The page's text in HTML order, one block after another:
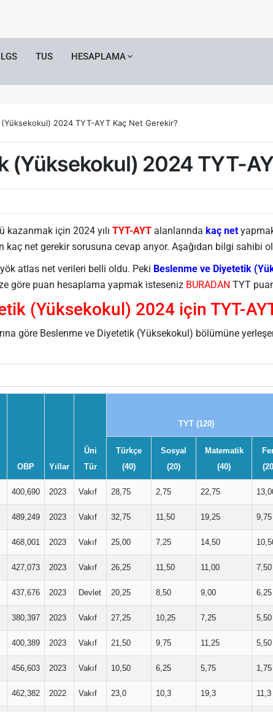
LGS TUS HESAPLAMA
2024 TYT-AYT Kaç Net Gerekir?
(Yüksekokul) 2024 TYT-
kazanmak için 2024 yılı TYT-AYT alanlarında kaç net
kaç net gerekir sorusuna cevap arıyor. Aşağıdan bilgi sahibi
atlas net verileri belli oldu. Peki Beslenme ve Diyetetik
göre puan hesaplama yapmak isteseniz BURADAN TYT
(Yüksekokul) 2024 için TYT-
göre Beslenme ve Diyetetik (Yüksekokul) bölümüne
OBP Yıllar
Üni
Tür
TYT (120)
Türkçe
(40)
Sosyal
(20)
Matematik
(40)
400,690 2023 Vakıf 28,75 2,75 22,75
489,249 2023 Vakıf 32,75 11,50 19,25 9,75
468,001 2023 Vakıf 25,00 7,25 14,50
427,073 2023 Vakıf 26,25 11,50 11,00 7,50
437,676 2023 Devlet 20,25 8,50 9,00 6,25
380,397 2023 Vakıf 27,25 10,25 7,25 5,50
400,389 2023 Vakıf 21,50 9,75 11,25 5,50
456,603 2023 Vakıf 10,50 6,25 5,75 1,75
462,382 2022 Vakıf 23,0 10,3 19,3 11,3